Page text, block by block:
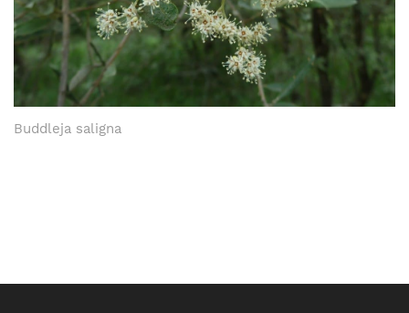
Buddleja saligna